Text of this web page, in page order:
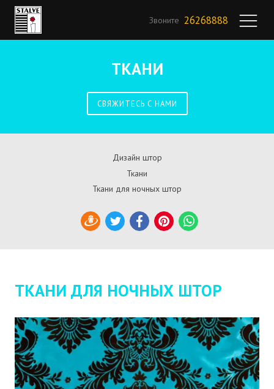
Звоните 26268888
ТКАНИ
СВЯЖИТЕСЬ С НАМИ
Дизайн штор
Ткани
Ткани для ночных штор
DraugiemTwitterFacebookPinterestWhatsApp
ТКАНИ ДЛЯ НОЧНЫХ ШТОР